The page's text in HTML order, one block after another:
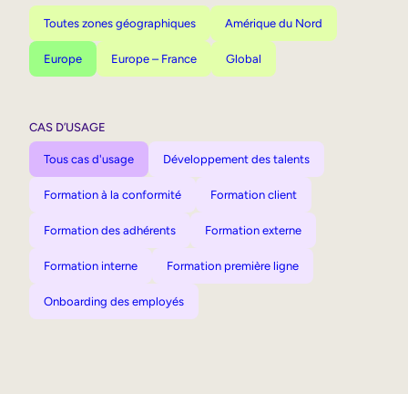
Toutes zones géographiques Amérique du Nord
Europe Europe – France Global
CAS D’USAGE
Tous cas d'usage Développement des talents
Formation à la conformité Formation client
Formation des adhérents Formation externe
Formation interne Formation première ligne
Onboarding des employés